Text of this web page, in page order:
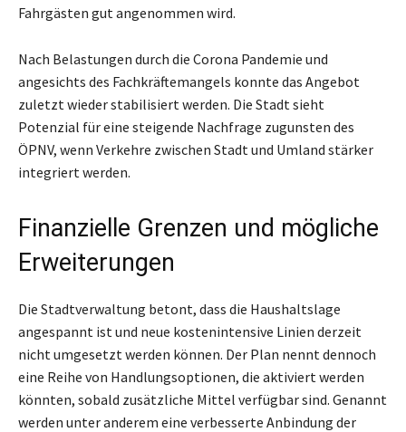
Fahrgästen gut angenommen wird.
Nach Belastungen durch die Corona Pandemie und
angesichts des Fachkräftemangels konnte das Angebot
zuletzt wieder stabilisiert werden. Die Stadt sieht
Potenzial für eine steigende Nachfrage zugunsten des
ÖPNV, wenn Verkehre zwischen Stadt und Umland stärker
integriert werden.
Finanzielle Grenzen und mögliche
Erweiterungen
Die Stadtverwaltung betont, dass die Haushaltslage
angespannt ist und neue kostenintensive Linien derzeit
nicht umgesetzt werden können. Der Plan nennt dennoch
eine Reihe von Handlungsoptionen, die aktiviert werden
könnten, sobald zusätzliche Mittel verfügbar sind. Genannt
werden unter anderem eine verbesserte Anbindung der